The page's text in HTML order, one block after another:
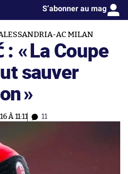
S’abonner au mag
AC MILAN
: «La Coupe
sauver
»
À 11:11 11